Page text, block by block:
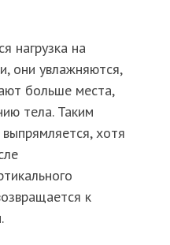
нагрузка на
они увлажняются,
больше места,
тела. Таким
хотя
к